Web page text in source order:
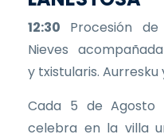
12:30 Procesión
Nieves
y txistularis. Aurresku
Cada 5 de Agosto
celebra en la villa